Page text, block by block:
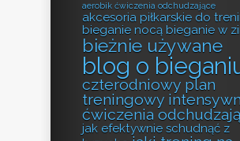
aerobik ćwiczenia odchudzające
akcesoria piłkarskie do
bieganie nocą bieganie w
bieżnie używane
blog o
czterodniowy plan
treningowy
ćwiczenia
jak efektywnie schudnąć z